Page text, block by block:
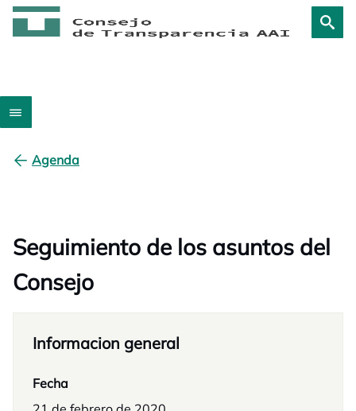
Agenda
Seguimiento de los asuntos del
Consejo
Informacion general
Fecha